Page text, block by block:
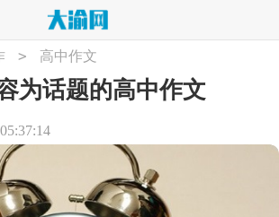
> 高中作文
为话题的高中作文